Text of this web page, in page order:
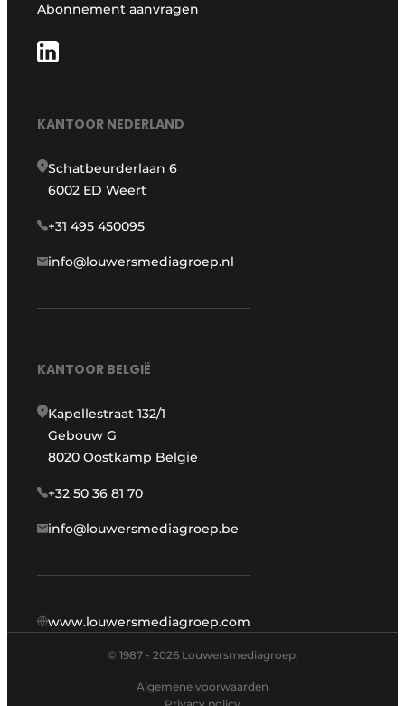
Abonnement aanvragen
KANTOOR NEDERLAND
Schatbeurderlaan 6
6002 ED Weert
+31 495 450095
info@louwersmediagroep.nl
KANTOOR BELGIË
Kapellestraat 132/1
Gebouw G
8020 Oostkamp België
+32 50 36 81 70
info@louwersmediagroep.be
www.louwersmediagroep.com
© 1987 - 2026 Louwersmediagroep.
Algemene voorwaarden